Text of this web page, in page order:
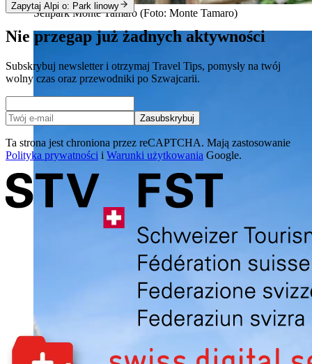
Seilpark Monte Tamaro (Foto: Monte Tamaro)
Zapytaj Alpi o: Park linowy
Nie przegap już żadnych aktywności
Subskrybuj newsletter i otrzymaj Travel Tips, pomysły na twój
wolny czas oraz przewodniki po Szwajcarii.
Zasubskrybuj
Ta strona jest chroniona przez reCAPTCHA. Mają zastosowanie
Polityka prywatności i Warunki użytkowania Google.